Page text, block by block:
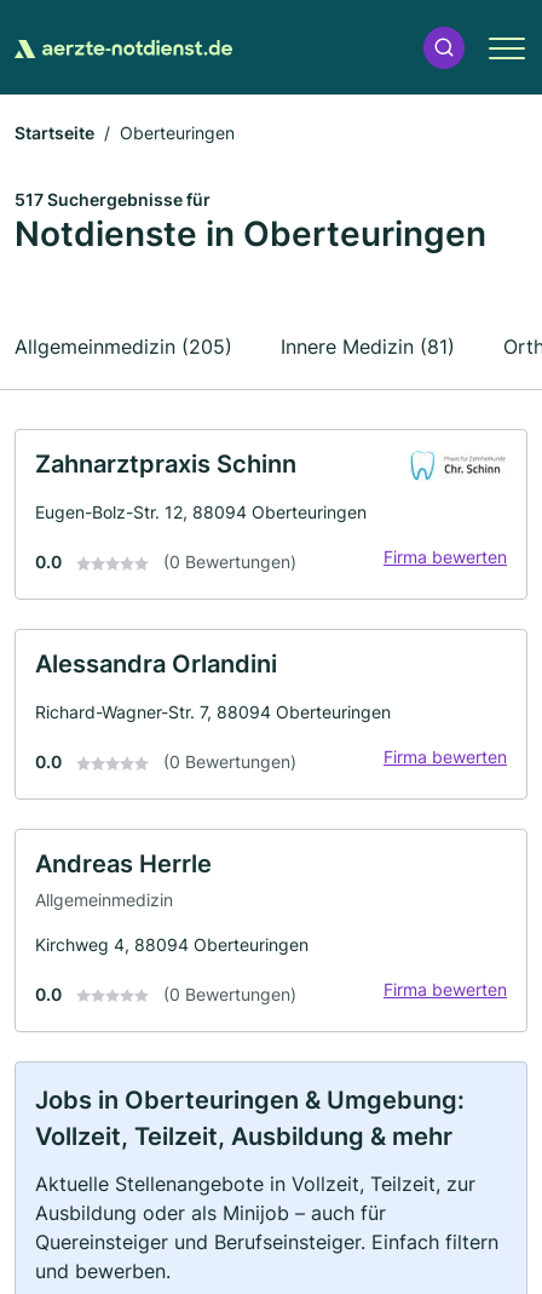
Startseite Oberteuringen
517 Suchergebnisse für
Notdienste in Oberteuringen
Allgemeinmedizin (205) Innere Medizin (81)
Zahnarztpraxis Schinn
Eugen-Bolz-Str. 12, 88094 Oberteuringen
0.0 (0 Bewertungen) Firma bewerten
Alessandra Orlandini
Richard-Wagner-Str. 7, 88094 Oberteuringen
0.0 (0 Bewertungen) Firma bewerten
Andreas Herrle
Allgemeinmedizin
Kirchweg 4, 88094 Oberteuringen
0.0 (0 Bewertungen) Firma bewerten
Jobs in Oberteuringen & Umgebung:
Vollzeit, Teilzeit, Ausbildung & mehr
Aktuelle Stellenangebote in Vollzeit, Teilzeit, zur
Ausbildung oder als Minijob – auch für
Quereinsteiger und Berufseinsteiger. Einfach filtern
und bewerben.